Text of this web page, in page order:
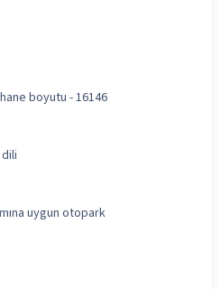
boyutu - 16146
uygun otopark